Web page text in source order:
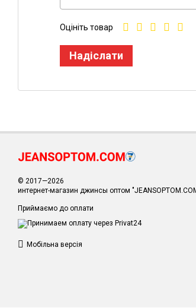
Оцініть товар
Надіслати
© 2017—2026
интернет-магазин джинсы оптом
Приймаємо до оплати
Мобільна версія